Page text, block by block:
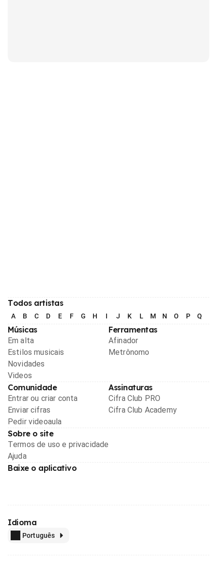
Todos artistas
A B C D E F G H I J K L M N O P Q
Músicas
Em alta
Estilos musicais
Novidades
Videos
Ferramentas
Afinador
Metrônomo
Comunidade
Entrar ou criar conta
Enviar cifras
Pedir videoaula
Assinaturas
Cifra Club PRO
Cifra Club Academy
Sobre o site
Termos de uso e privacidade
Ajuda
Baixe o aplicativo
Idioma
Português